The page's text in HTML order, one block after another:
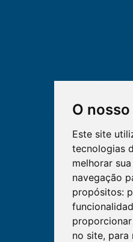
O
Este site
tecnologias
melhorar
navegação
propósitos:
no site, para